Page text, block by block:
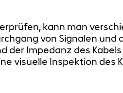
kann man
von Signalen
der Impedanz des
visuelle Inspektion des